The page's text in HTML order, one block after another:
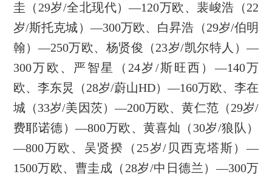
圭（29岁/全北现代）—120万欧、裴峻浩（22
岁/斯托克城）—300万欧、白昇浩（29岁/伯明
翰）—250万欧、杨贤俊（23岁/凯尔特人）—
300万欧、严智星（24岁/斯旺西）—140万
欧、李东炅（28岁/蔚山HD）—160万欧、李在
城（33岁/美因茨）—200万欧、黄仁范（29岁/
费耶诺德）—800万欧、黄喜灿（30岁/狼队）
—800万欧、吴贤揆（25岁/贝西克塔斯）—
1500万欧、曹圭成（28岁/中日德兰）—300万